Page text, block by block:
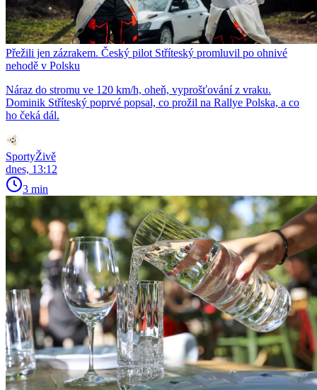
Přežili jen zázrakem. Český pilot Stříteský promluvil po ohnivé
nehodě v Polsku
Náraz do stromu ve 120 km/h, oheň, vyprošťování z vraku.
Dominik Stříteský poprvé popsal, co prožil na Rallye Polska, a co
ho čeká dál.
SportyŽivě
dnes, 13:12
3 min